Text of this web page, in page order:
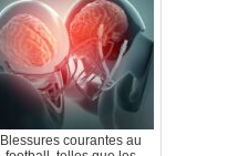
Blessures courantes au